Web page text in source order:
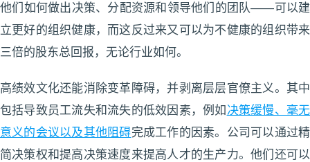
他们如何做出决策、分配资源和领导他们的团队——可以建
立更好的组织健康，而这反过来又可以为不健康的组织带来
三倍的股东总回报，无论行业如何。
高绩效文化还能消除变革障碍，并剥离层层官僚主义。其中
包括导致员工流失和流失的低效因素，例如 决策缓慢、毫无
意义的会议以及其他阻碍完成工作的因素。公司可以通过精
简决策权和提高决策速度来提高人才的生产力。他们还可以